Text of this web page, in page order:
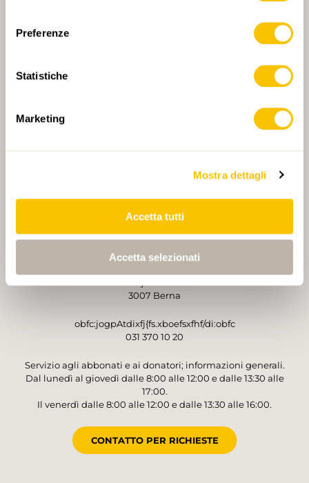
Preferenze
Statistiche
Marketing
Mostra dettagli
Accetta tutti
Accetta selezionati
PARTNER
3007 Berna
obfc:jogpAtdixfj{fs.xboefsxfhf/di:obfc
031 370 10 20
Servizio agli abbonati e ai donatori; informazioni generali.
Dal lunedì al giovedì dalle 8:00 alle 12:00 e dalle 13:30 alle
17:00.
Il venerdì dalle 8:00 alle 12:00 e dalle 13:30 alle 16:00.
CONTATTO PER RICHIESTE